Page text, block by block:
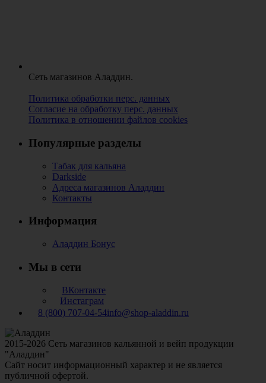
Сеть магазинов Аладдин.
Политика обработки перс. данных
Согласие на обработку перс. данных
Политика в отношении файлов cookies
Популярные разделы
Табак для кальяна
Darkside
Адреса магазинов Аладдин
Контакты
Информация
Аладдин Бонус
Мы в сети
ВКонтакте
Инстаграм
8 (800) 707-04-54info@shop-aladdin.ru
2015-2026 Сеть магазинов кальянной и вейп продукции
"Аладдин"
Сайт носит информационный характер и не является
публичной офертой.